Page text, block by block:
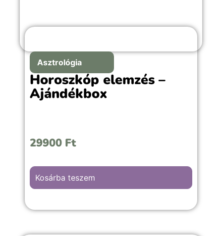
Asztrológia
Horoszkóp elemzés –
Ajándékbox
29900 Ft
Kosárba teszem